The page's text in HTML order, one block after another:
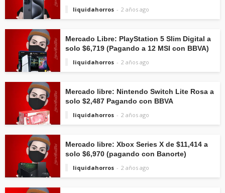
liquidahorros
2 años ago
Mercado Libre: PlayStation 5 Slim Digital a
solo $6,719 (Pagando a 12 MSI con BBVA)
liquidahorros
2 años ago
Mercado libre: Nintendo Switch Lite Rosa a
solo $2,487 Pagando con BBVA
liquidahorros
2 años ago
Mercado libre: Xbox Series X de $11,414 a
solo $6,970 (pagando con Banorte)
liquidahorros
2 años ago